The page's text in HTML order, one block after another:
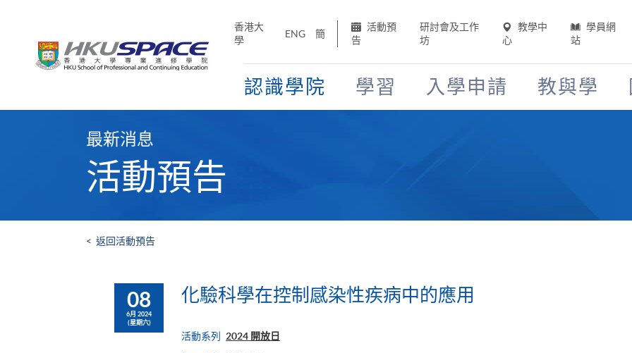
香港大
學
ENG 簡
活動預
告
研討會及工作
坊
教學中
心
學員網
站
認識學院 學習 入學申請 教與學
最新消息
活動預告
< 返回活動預告
08
6月 2024
(星期六)
化驗科學在控制感染性疾病中的應用
活動系列 2024 開放日